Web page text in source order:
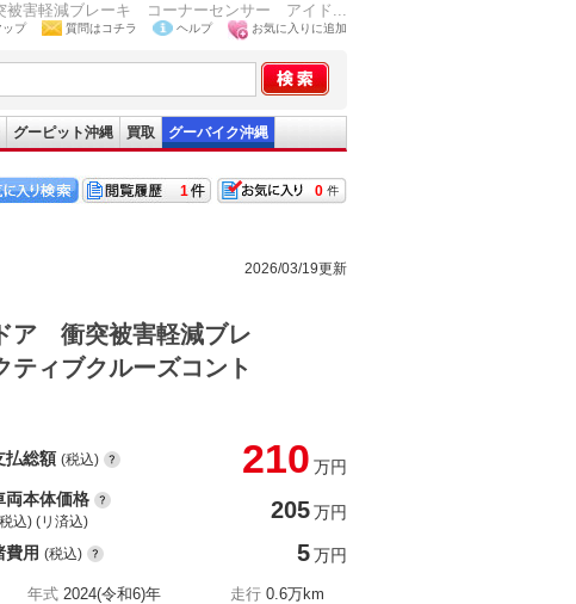
害軽減ブレーキ コーナーセンサー アイド...
ップ 質問はコチラ ヘルプ お気に入りに追加
グーピット沖縄 買取 グーバイク沖縄
0
1
2026/03/19更新
ア 衝突被害軽減ブレ
ィブクルーズコント
払総額 (税込) 210 万円
両本体価格
込) (リ済込) 205万円
費用 (税込) 5万円
年式 2024(令和6)年 走行 0.6万km